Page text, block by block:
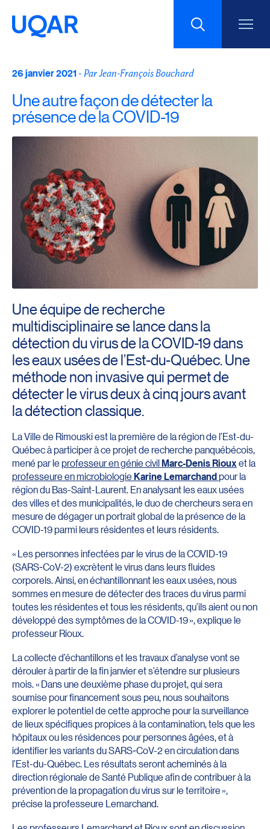
Menu principal Aller au contenu Recherche
Taille du texte
Interlignage du texte
Espacement du texte
Réinitialiser les paramètres
26 janvier 2021- Par Jean-François Bouchard
Une autre façon de détecter la
présence de la COVID-19
Une équipe de recherche
multidisciplinaire se lance dans la
détection du virus de la COVID-19 dans
les eaux usées de l’Est-du-Québec. Une
méthode non invasive qui permet de
détecter le virus deux à cinq jours avant
la détection classique.
La Ville de Rimouski est la première de la région de l’Est-du-
Québec à participer à ce projet de recherche panquébécois,
mené par leprofesseur en génie civilMarc-Denis Riouxet la
professeure en microbiologieKarine Lemarchandpour la
région du Bas-Saint-Laurent. En analysant les eaux usées
des villes et des municipalités, le duo de chercheurs sera en
mesure de dégager un portrait global de la présence de la
COVID-19 parmi leurs résidentes et leurs résidents.
« Les personnes infectées par le virus de la COVID-19
(SARS-CoV-2) excrètent le virus dans leurs fluides
corporels. Ainsi, en échantillonnant les eaux usées, nous
sommes en mesure de détecter des traces du virus parmi
toutes les résidentes et tous les résidents, qu’ils aient ou non
développé des symptômes de la COVID-19 », explique le
professeur Rioux.
La collecte d’échantillons et les travaux d’analyse vont se
dérouler à partir de la fin janvier et s’étendre sur plusieurs
mois. « Dans une deuxième phase du projet, qui sera
soumise pour financement sous peu, nous souhaitons
explorer le potentiel de cette approche pour la surveillance
de lieux spécifiques propices à la contamination, tels que les
hôpitaux ou les résidences pour personnes âgées, et à
identifier les variants du SARS-CoV-2 en circulation dans
l’Est-du-Québec. Les résultats seront acheminés à la
direction régionale de Santé Publique afin de contribuer à la
prévention de la propagation du virus sur le territoire »,
précise la professeure Lemarchand.